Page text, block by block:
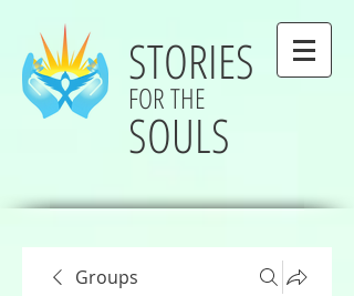
STORIES
FOR THE
SOULS
Groups